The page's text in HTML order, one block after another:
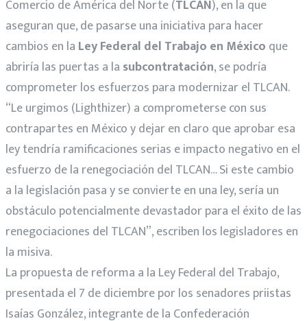
Comercio de América del Norte (TLCAN), en la que
aseguran que, de pasarse una iniciativa para hacer
cambios en la Ley Federal del Trabajo en México que
abriría las puertas a la subcontratación, se podría
comprometer los esfuerzos para modernizar el TLCAN.
“Le urgimos (Lighthizer) a comprometerse con sus
contrapartes en México y dejar en claro que aprobar esa
ley tendría ramificaciones serias e impacto negativo en el
esfuerzo de la renegociación del TLCAN… Si este cambio
a la legislación pasa y se convierte en una ley, sería un
obstáculo potencialmente devastador para el éxito de las
renegociaciones del TLCAN”, escriben los legisladores en
la misiva.
La propuesta de reforma a la Ley Federal del Trabajo,
presentada el 7 de diciembre por los senadores priistas
Isaías González, integrante de la Confederación